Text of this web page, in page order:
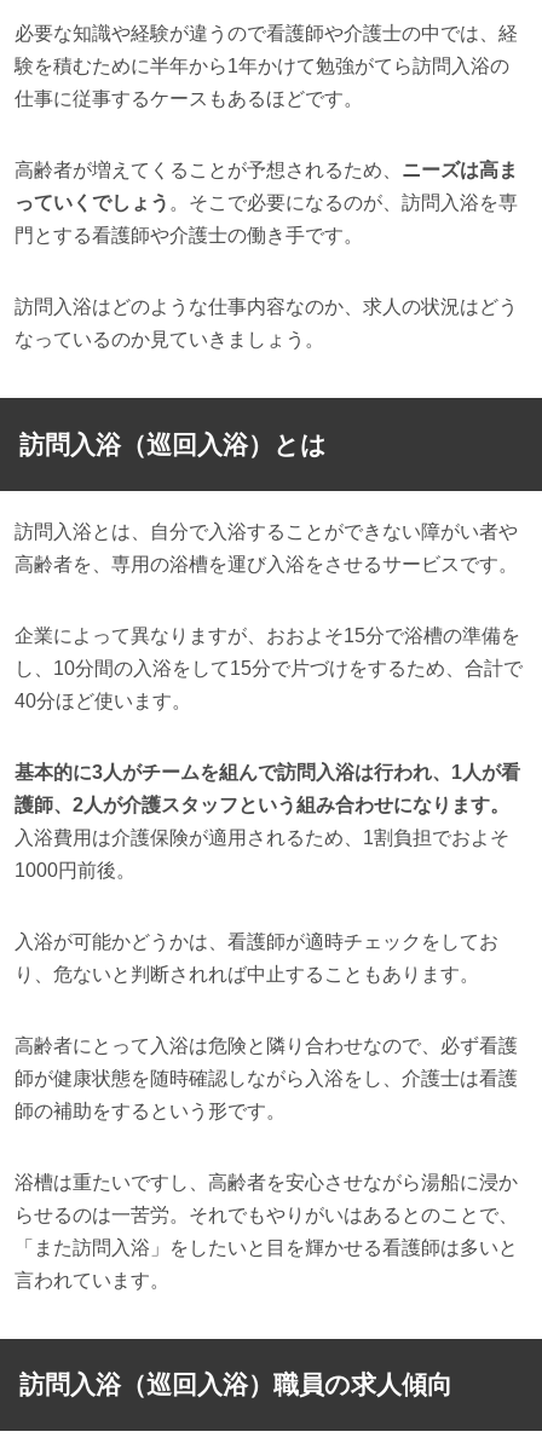
必要な知識や経験が違うので看護師や介護士の中では、経
験を積むために半年から1年かけて勉強がてら訪問入浴の
仕事に従事するケースもあるほどです。
高齢者が増えてくることが予想されるため、 ニーズは高ま
っていくでしょう 。そこで必要になるのが、訪問入浴を専
門とする看護師や介護士の働き手です。
訪問入浴はどのような仕事内容なのか、求人の状況はどう
なっているのか見ていきましょう。
訪問入浴（巡回入浴）とは
訪問入浴とは、自分で入浴することができない障がい者や
高齢者を、専用の浴槽を運び入浴をさせるサービスです。
企業によって異なりますが、おおよそ15分で浴槽の準備を
し、10分間の入浴をして15分で片づけをするため、合計で
40分ほど使います。
基本的に3人がチームを組んで訪問入浴は行われ、1人が看
護師、2人が介護スタッフという組み合わせになります。
入浴費用は介護保険が適用されるため、1割負担でおよそ
1000円前後。
入浴が可能かどうかは、看護師が適時チェックをしてお
り、危ないと判断されれば中止することもあります。
高齢者にとって入浴は危険と隣り合わせなので、必ず看護
師が健康状態を随時確認しながら入浴をし、介護士は看護
師の補助をするという形です。
浴槽は重たいですし、高齢者を安心させながら湯船に浸か
らせるのは一苦労。それでもやりがいはあるとのことで、
「また訪問入浴」をしたいと目を輝かせる看護師は多いと
言われています。
訪問入浴（巡回入浴）職員の求人傾向